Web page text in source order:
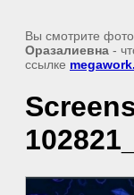
Вы смотрите
Оразалиевна -
ссылке